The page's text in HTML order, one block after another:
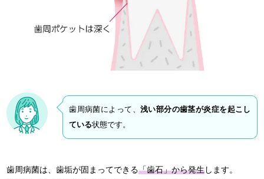
歯周病菌によって、 浅い部分の歯茎が炎症を起こし
ている状態です。
歯周病菌は、歯垢が固まってできる「歯石」から発生します。